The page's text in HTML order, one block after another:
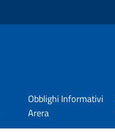
Obblighi Informativi
Arera